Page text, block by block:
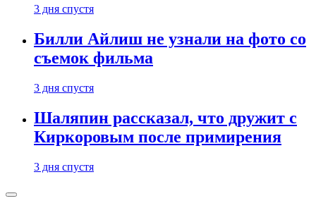
3 дня спустя
Билли Айлиш не узнали на фото со
съемок фильма
3 дня спустя
Шаляпин рассказал, что дружит с
Киркоровым после примирения
3 дня спустя